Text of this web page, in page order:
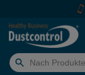
Suchen